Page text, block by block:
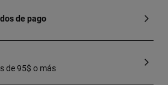
de pago
de 95$ o más